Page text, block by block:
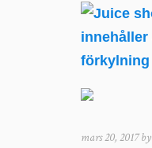
mars 20, 2017 by